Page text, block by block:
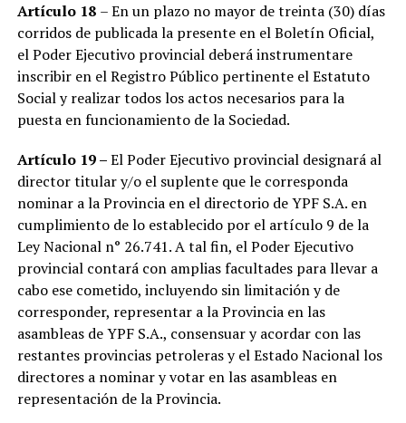
Artículo 18 – En un plazo no mayor de treinta (30) días
corridos de publicada la presente en el Boletín Oficial,
el Poder Ejecutivo provincial deberá instrumentare
inscribir en el Registro Público pertinente el Estatuto
Social y realizar todos los actos necesarios para la
puesta en funcionamiento de la Sociedad.
Artículo 19 –El Poder Ejecutivo provincial designará al
director titular y/o el suplente que le corresponda
nominar a la Provincia en el directorio de YPF S.A. en
cumplimiento de lo establecido por el artículo 9 de la
Ley Nacional n° 26.741. A tal fin, el Poder Ejecutivo
provincial contará con amplias facultades para llevar a
cabo ese cometido, incluyendo sin limitación y de
corresponder, representar a la Provincia en las
asambleas de YPF S.A., consensuar y acordar con las
restantes provincias petroleras y el Estado Nacional los
directores a nominar y votar en las asambleas en
representación de la Provincia.